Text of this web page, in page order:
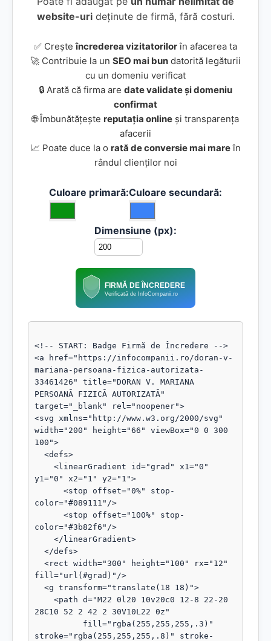
website-urideținute de firmă, fără costuri.
✅ Creșteîncrederea vizitatorilorîn afacerea ta
🚀 Contribuie la un SEO mai bun datorită legăturii
cu un domeniu verificat
🔒 Arată că firma are date validate și domeniu
confirmat
🌐 Îmbunătățește reputația online și transparența
afacerii
📈 Poate duce la o rată de conversie mai mareîn
rândul clienților noi
Culoare primară:Culoare secundară:
Dimensiune (px):
FIRMĂ DE ÎNCREDERE
Verificată de InfoCompanii.ro
<!-- START: Badge Firmă de Încredere -->
<a href="https://infocompanii.ro/doran-v-
mariana-persoana-fizica-autorizata-
33461426" title="DORAN V. MARIANA
PERSOANĂ FIZICĂ AUTORIZATĂ"
target="_blank" rel="noopener">
<svg xmlns="http://www.w3.org/2000/svg"
width="200" height="66" viewBox="0 0 300
100">
y1="0" x2="1" y2="1">
color="#089111"/>
color="#3b82f6"/>
fill="url(#grad)"/>
28C10 52 2 42 2 30V10L22 0z"
stroke="rgba(255,255,255,.8)" stroke-